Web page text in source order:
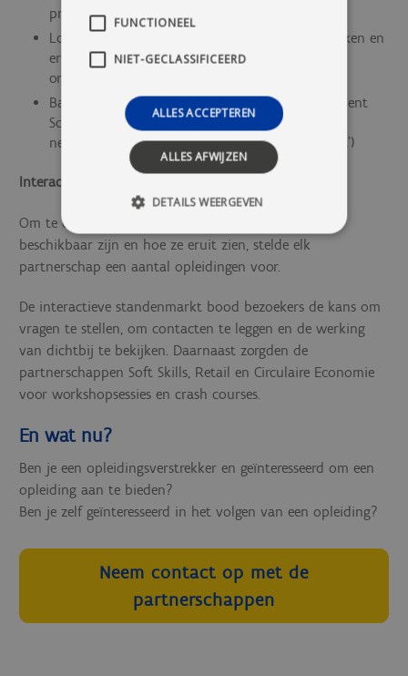
promotor van partnerschap Drones),
Lore Baeyens (Coördinator Samen Onderwijs Maken en
ervaringsdeskundige in het opzetten van
organisatienetwerken), en
Bart Cambré (hoogleraar aan Antwerp Management
School en auteur van het boek ‘Organisaties
netwerken, de organisatievorm van de toekomst’)
Interactieve standenmarkt
Om te ontdekken welke verschillende opleidingen
beschikbaar zijn en hoe ze eruit zien, stelde elk
partnerschap een aantal opleidingen voor.
De interactieve standenmarkt bood bezoekers de kans om
vragen te stellen, om contacten te leggen en de werking
van dichtbij te bekijken. Daarnaast zorgden de
partnerschappen Soft Skills, Retail en Circulaire Economie
voor workshopsessies en crash courses.
En wat nu?
Ben je een opleidingsverstrekker en geïnteresseerd om een
opleiding aan te bieden?
Ben je zelf geïnteresseerd in het volgen van een opleiding?
Neem contact op met de
partnerschappen
FUNCTIONEEL
NIET-GECLASSIFICEERD
ALLES ACCEPTEREN
ALLES AFWIJZEN
DETAILS WEERGEVEN